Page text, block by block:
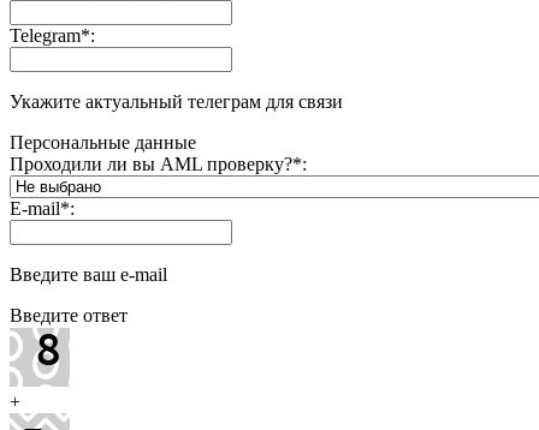
Telegram*:
Укажите актуальный телеграм для связи
Персональные данные
Проходили ли вы AML проверку?*:
E-mail*:
Введите ваш e-mail
Введите ответ
+